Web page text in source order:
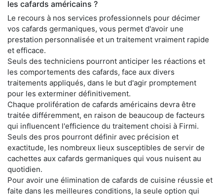
les cafards américains ?
Le recours à nos services professionnels pour décimer
vos cafards germaniques, vous permet d'avoir une
prestation personnalisée et un traitement vraiment rapide
et efficace.
Seuls des techniciens pourront anticiper les réactions et
les comportements des cafards, face aux divers
traitements appliqués, dans le but d'agir promptement
pour les exterminer définitivement.
Chaque prolifération de cafards américains devra être
traitée différemment, en raison de beaucoup de facteurs
qui influencent l'efficience du traitement choisi à Firmi.
Seuls des pros pourront définir avec précision et
exactitude, les nombreux lieux susceptibles de servir de
cachettes aux cafards germaniques qui vous nuisent au
quotidien.
Pour avoir une élimination de cafards de cuisine réussie et
faite dans les meilleures conditions, la seule option qui